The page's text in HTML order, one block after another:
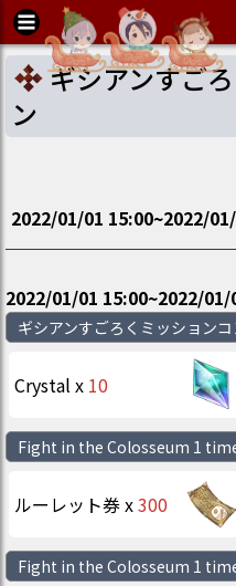
ギシアンすご
ン
2022/01/01 15:00~2022/
2022/01/01 15:00~2022/01/
ギシアンすごろくミッション
Crystal x 10
Fight in the Colosseum 1
ルーレット券x300
Fight in the Colosseum 1